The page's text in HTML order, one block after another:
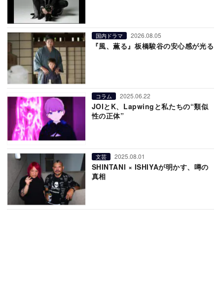
国内ドラマ 2026.08.05
『風、薫る』板橋駿谷の安心感が光る
コラム 2025.06.22
JOIとK、Lapwingと私たちの“類似
性の正体”
文芸 2025.08.01
SHINTANI × ISHIYAが明かす、噂の
真相